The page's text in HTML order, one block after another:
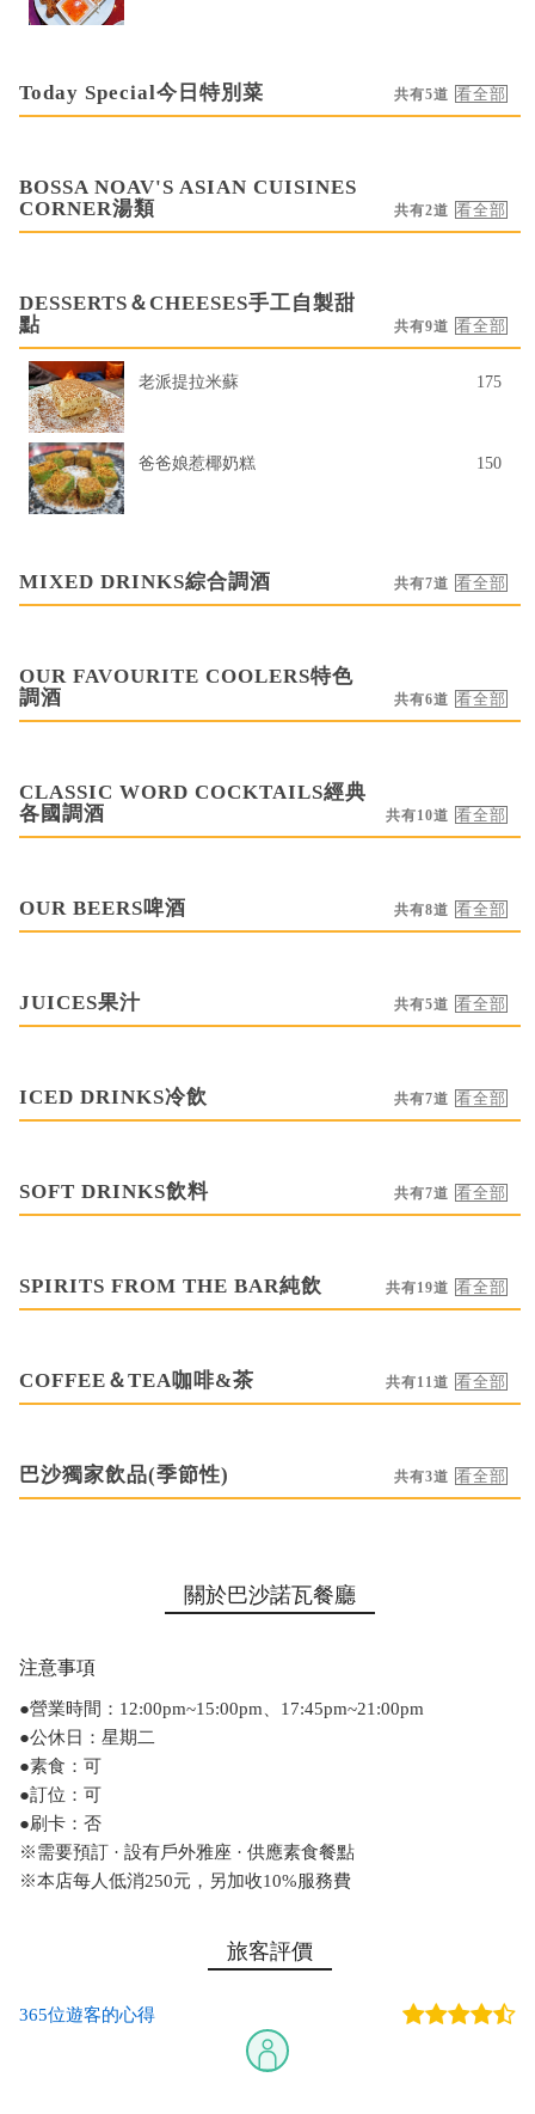
Today Special今日特別菜 共有5道
BOSSA NOAV'S ASIAN CUISINES
CORNER湯類
共有2道
DESSERTS＆CHEESES手工自製甜
點
共有9道
老派提拉米蘇 175
爸爸娘惹椰奶糕 150
MIXED DRINKS綜合調酒 共有7道
OUR FAVOURITE COOLERS特色
調酒
共有6道
CLASSIC WORD COCKTAILS經典
各國調酒
共有10道
OUR BEERS啤酒 共有8道
JUICES果汁 共有5道
ICED DRINKS冷飲 共有7道
SOFT DRINKS飲料 共有7道
SPIRITS FROM THE BAR純飲 共有19道
COFFEE＆TEA咖啡&茶 共有11道
巴沙獨家飲品(季節性) 共有3道
關於巴沙諾瓦餐廳
注意事項
●營業時間：12:00pm~15:00pm、17:45pm~21:00pm
●公休日：星期二
●素食：可
●訂位：可
●刷卡：否
※需要預訂 · 設有戶外雅座 · 供應素食餐點
※本店每人低消250元，另加收10%服務費
旅客評價
365位遊客的心得